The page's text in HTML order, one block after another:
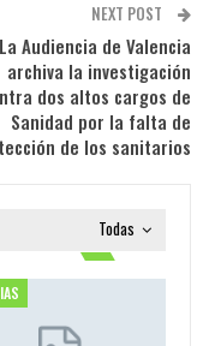
NEXT POST
La Audiencia de Valencia
archiva la investigación
dos altos cargos de
Sanidad por la falta de
de los sanitarios
Todas